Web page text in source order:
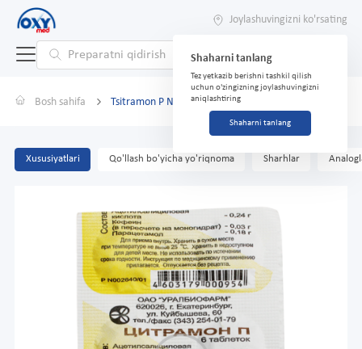
Joylashuvingizni ko'rsating
Shaharni tanlang
Tez yetkazib berishni tashkil qilish
uchun o'zingizning joylashuvingizni
aniqlashtiring
Shaharni tanlang
Bosh sahifa Tsitramon P №6
Xususiyatlari Qo'llash bo'yicha yo'riqnoma Sharhlar